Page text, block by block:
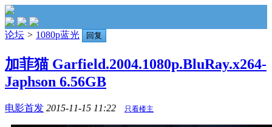
论坛 > 1080p蓝光 回复
加菲猫 Garfield.2004.1080p.BluRay.x264-
Japhson 6.56GB
电影首发 2015-11-15 11:22 只看楼主